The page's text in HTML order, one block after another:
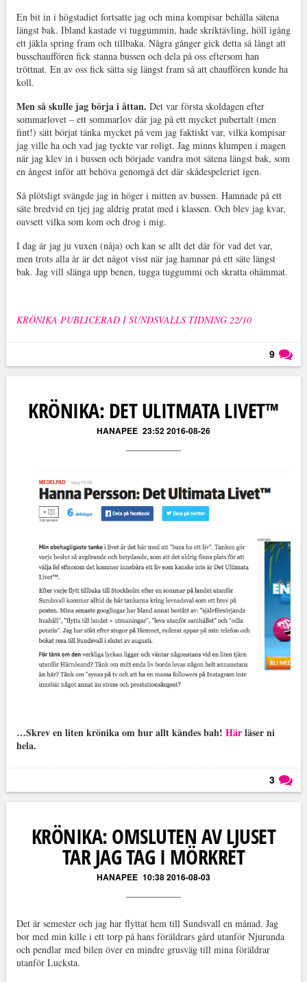
En bit in i högstadiet fortsatte jag och mina kompisar behålla sätena
längst bak. Ibland kastade vi tuggummin, hade skriktävling, höll igång
ett jäkla spring fram och tillbaka. Några gånger gick detta så långt att
busschauffören fick stanna bussen och dela på oss eftersom han
tröttnat. En av oss fick sätta sig längst fram så att chauffören kunde ha
koll.
Men så skulle jag börja i åttan. Det var första skoldagen efter
sommarlovet – ett sommarlov där jag på ett mycket pubertalt (men
fint!) sätt börjat tänka mycket på vem jag faktiskt var, vilka kompisar
jag ville ha och vad jag tyckte var roligt. Jag minns klumpen i magen
när jag klev in i bussen och började vandra mot sätena längst bak, som
en ångest inför att behöva genomgå det där skådespeleriet igen.
Så plötsligt svängde jag in höger i mitten av bussen. Hamnade på ett
säte bredvid en tjej jag aldrig pratat med i klassen. Och blev jag kvar,
oavsett vilka som kom och drog i mig.
I dag är jag ju vuxen (nåja) och kan se allt det där för vad det var,
men trots alla år är det något visst när jag hamnar på ett säte längst
bak. Jag vill slänga upp benen, tugga tuggummi och skratta ohämmat.
KRÖNIKA PUBLICERAD I SUNDSVALLS TIDNING 22/10
9
KRÖNIKA: DET ULITMATA LIVET™
HANAPEE 23:52 2016-08-26
…Skrev en liten krönika om hur allt kändes bah! Härläser ni
hela.
3
KRÖNIKA: OMSLUTEN AV LJUSET
TAR JAG TAG I MÖRKRET
HANAPEE 10:38 2016-08-03
Det är semester och jag har flyttat hem till Sundsvall en månad. Jag
bor med min kille i ett torp på hans föräldrars gård utanför Njurunda
och pendlar med bilen över en mindre grusväg till mina föräldrar
utanför Lucksta.